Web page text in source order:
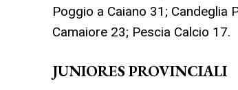
Poggio a Caiano 31; Candeglia
Camaiore 23; Pescia Calcio 17.
JUNIORES PROVINCIALI